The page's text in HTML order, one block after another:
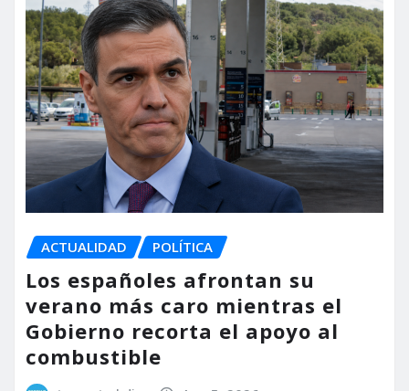
ACTUALIDAD POLÍTICA
Los españoles afrontan su
verano más caro mientras el
Gobierno recorta el apoyo al
combustible